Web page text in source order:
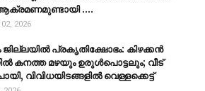
....
2026
ജില്ലയില്‍ പ്രകൃതിക്ഷോഭം: കിഴക്കന്‍
കനത്ത മഴയും ഉരുള്‍പൊട്ടലും; വീട്
വിവിധയിടങ്ങളില്‍ വെള്ളക്കെട്ട്